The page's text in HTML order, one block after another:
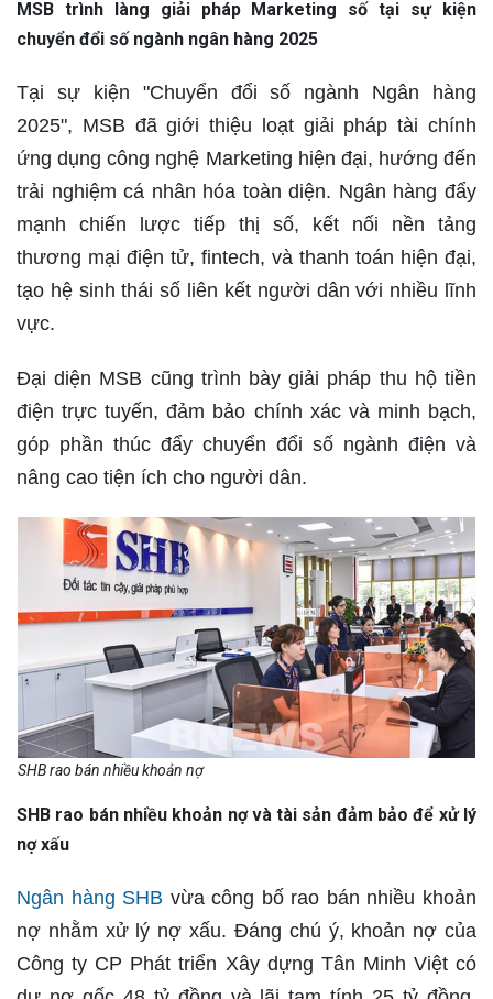
MSB trình làng giải pháp Marketing số tại sự kiện
chuyển đổi số ngành ngân hàng 2025
Tại sự kiện "Chuyển đổi số ngành Ngân hàng
2025", MSB đã giới thiệu loạt giải pháp tài chính
ứng dụng công nghệ Marketing hiện đại, hướng đến
trải nghiệm cá nhân hóa toàn diện. Ngân hàng đẩy
mạnh chiến lược tiếp thị số, kết nối nền tảng
thương mại điện tử, fintech, và thanh toán hiện đại,
tạo hệ sinh thái số liên kết người dân với nhiều lĩnh
vực.
Đại diện MSB cũng trình bày giải pháp thu hộ tiền
điện trực tuyến, đảm bảo chính xác và minh bạch,
góp phần thúc đẩy chuyển đổi số ngành điện và
nâng cao tiện ích cho người dân.
SHB rao bán nhiều khoản nợ
SHB rao bán nhiều khoản nợ và tài sản đảm bảo để xử lý
nợ xấu
Ngân hàng SHB vừa công bố rao bán nhiều khoản
nợ nhằm xử lý nợ xấu. Đáng chú ý, khoản nợ của
Công ty CP Phát triển Xây dựng Tân Minh Việt có